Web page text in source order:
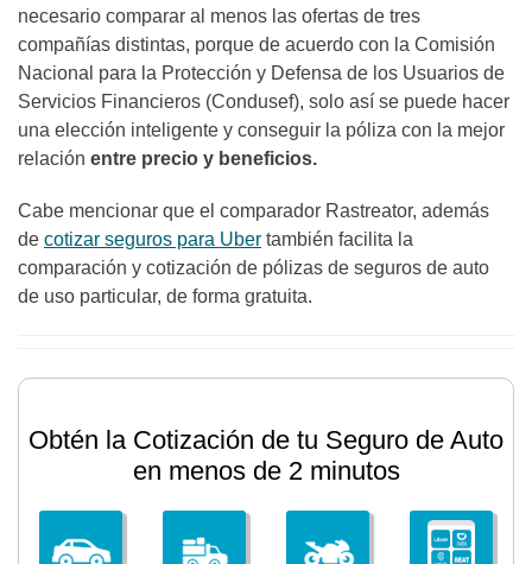
necesario comparar al menos las ofertas de tres
compañías distintas, porque de acuerdo con la Comisión
Nacional para la Protección y Defensa de los Usuarios de
Servicios Financieros (Condusef), solo así se puede hacer
una elección inteligente y conseguir la póliza con la mejor
relación entre precio y beneficios.
Cabe mencionar que el comparador Rastreator, además
de cotizar seguros para Uber también facilita la
comparación y cotización de pólizas de seguros de auto
de uso particular, de forma gratuita.
Obtén la Cotización de tu Seguro de Auto
en menos de 2 minutos